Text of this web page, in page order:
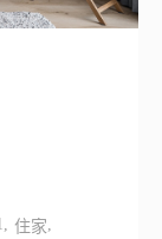
住家